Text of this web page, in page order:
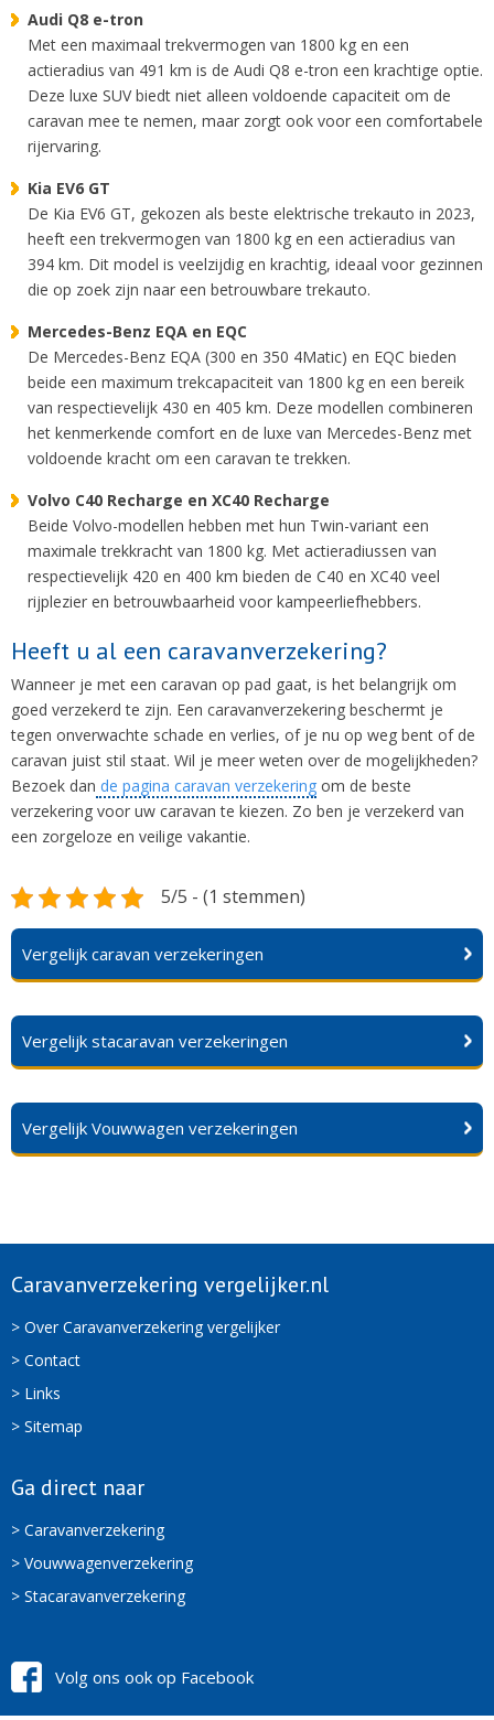
Audi Q8 e-tron
Met een maximaal trekvermogen van 1800 kg en een
actieradius van 491 km is de Audi Q8 e-tron een krachtige optie.
Deze luxe SUV biedt niet alleen voldoende capaciteit om de
caravan mee te nemen, maar zorgt ook voor een comfortabele
rijervaring.
Kia EV6 GT
De Kia EV6 GT, gekozen als beste elektrische trekauto in 2023,
heeft een trekvermogen van 1800 kg en een actieradius van
394 km. Dit model is veelzijdig en krachtig, ideaal voor gezinnen
die op zoek zijn naar een betrouwbare trekauto.
Mercedes-Benz EQA en EQC
De Mercedes-Benz EQA (300 en 350 4Matic) en EQC bieden
beide een maximum trekcapaciteit van 1800 kg en een bereik
van respectievelijk 430 en 405 km. Deze modellen combineren
het kenmerkende comfort en de luxe van Mercedes-Benz met
voldoende kracht om een caravan te trekken.
Volvo C40 Recharge en XC40 Recharge
Beide Volvo-modellen hebben met hun Twin-variant een
maximale trekkracht van 1800 kg. Met actieradiussen van
respectievelijk 420 en 400 km bieden de C40 en XC40 veel
rijplezier en betrouwbaarheid voor kampeerliefhebbers.
Heeft u al een caravanverzekering?
Wanneer je met een caravan op pad gaat, is het belangrijk om
goed verzekerd te zijn. Een caravanverzekering beschermt je
tegen onverwachte schade en verlies, of je nu op weg bent of de
caravan juist stil staat. Wil je meer weten over de mogelijkheden?
Bezoek dan de pagina caravan verzekering om de beste
verzekering voor uw caravan te kiezen. Zo ben je verzekerd van
een zorgeloze en veilige vakantie.
5/5 - (1 stemmen)
Vergelijk caravan verzekeringen
Vergelijk stacaravan verzekeringen
Vergelijk Vouwwagen verzekeringen
Caravanverzekering vergelijker.nl
> Over Caravanverzekering vergelijker
> Contact
> Links
> Sitemap
Ga direct naar
> Caravanverzekering
> Vouwwagenverzekering
> Stacaravanverzekering
Volg ons ook op Facebook